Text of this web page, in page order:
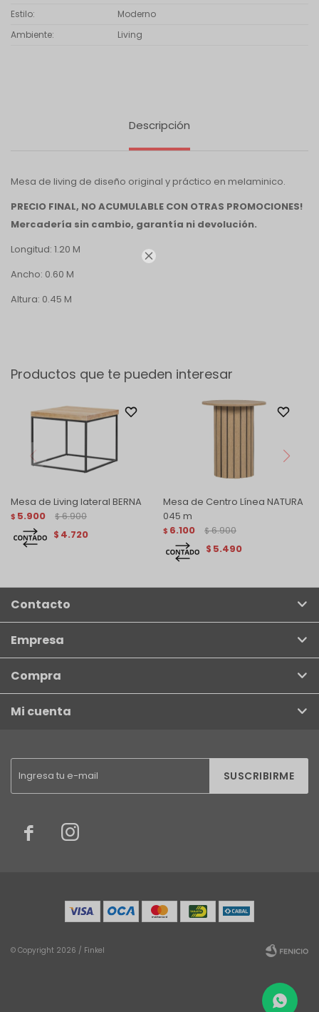

Estilo
Moderno
Ambiente
Living
Descripción
Mesa de living de diseño original y práctico en melaminico.
PRECIO FINAL, NO ACUMULABLE CON OTRAS PROMOCIONES!
Mercadería sin cambio, garantía ni devolución.
Longitud: 1.20 M
Ancho: 0.60 M
Altura: 0.45 M
Productos que te pueden interesar
Mesa de Living lateral BERNA
$ 5.900 $ 6.900
$ 4.720
Mesa de Centro Línea NATURA
045 m
$ 6.100 $ 6.900
$ 5.490
SUSCRIBIRME
 
Contacto
Empresa
Compra
Mi cuenta
© Copyright 2026 / Finkel